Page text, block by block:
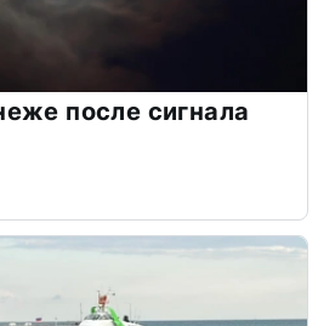
после сигнала